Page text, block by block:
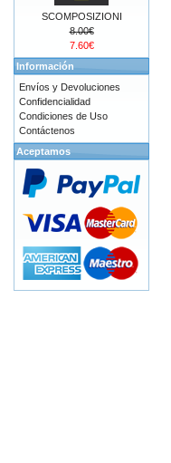
SCOMPOSIZIONI
8.00€
7.60€
Información
Envíos y Devoluciones
Confidencialidad
Condiciones de Uso
Contáctenos
Aceptamos